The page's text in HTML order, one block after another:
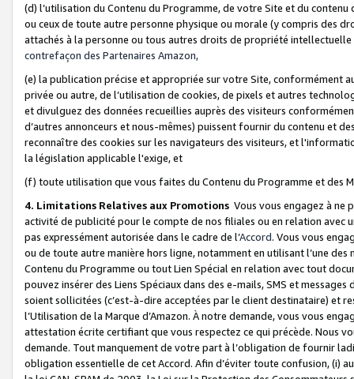
(d) l’utilisation du Contenu du Programme, de votre Site et du
ou ceux de toute autre personne physique ou morale (y compris des
attachés à la personne ou tous autres droits de propriété
contrefaçon des Partenaires Amazon,
(e) la publication précise et appropriée sur votre Site, conformément
privée ou autre, de l’utilisation de cookies, de pixels et autres
et divulguez des données recueillies auprès des visiteurs
d’autres annonceurs et nous-mêmes) puissent fournir du contenu et
reconnaître des cookies sur les navigateurs des visiteurs, et
la législation applicable l'exige, et
(f) toute utilisation que vous faites du Contenu du Programme et des
4. Limitations Relatives aux Promotions Vous vous engagez à ne
activité de publicité pour le compte de nos filiales ou en relation avec
pas expressément autorisée dans le cadre de l’Accord. Vous vous
ou de toute autre manière hors ligne, notamment en utilisant l’une
Contenu du Programme ou tout Lien Spécial en relation avec tout
pouvez insérer des Liens Spéciaux dans des e-mails, SMS et
soient sollicitées (c’est-à-dire acceptées par le client destinataire) et
l’Utilisation de la Marque d’Amazon. À notre demande, vous vous
attestation écrite certifiant que vous respectez ce qui précède. Nous
demande. Tout manquement de votre part à l’obligation de fournir
obligation essentielle de cet Accord. Afin d’éviter toute confusion, (i)